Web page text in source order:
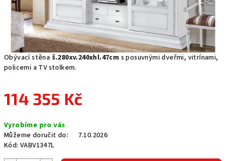
Obývací stěna š.280xv.240xhl.47cm s posuvnými dveřmi, vitrínami,
policemi a TV stolkem.
114 355 Kč
cena:
Vyrobíme pro vás
Můžeme doručit do:
7.10.2026
Kód: VABV1347L